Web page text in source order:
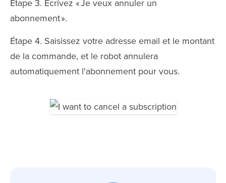
Étape 3. Écrivez « Je veux annuler un
abonnement ».
Étape 4. Saisissez votre adresse email et le montant
de la commande, et le robot annulera
automatiquement l'abonnement pour vous.